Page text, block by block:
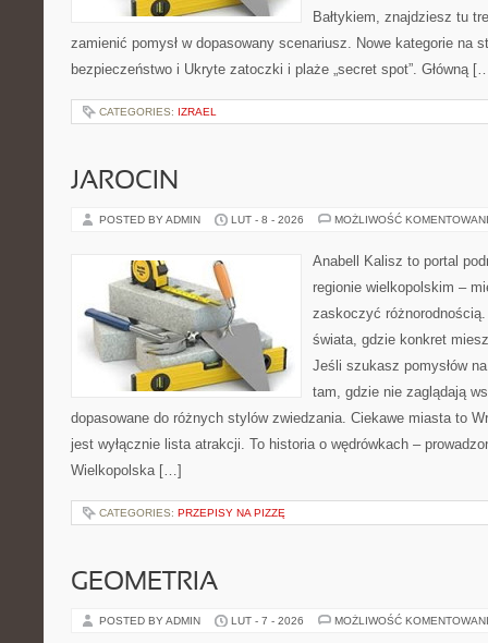
Bałtykiem, znajdziesz tu
zamienić pomysł w dopasowany scenariusz. Nowe kategorie na
bezpieczeństwo i Ukryte zatoczki i plaże „secret spot”. Główną
CATEGORIES: IZRAEL
JAROCIN
POSTED BY ADMIN LUT - 8 - 2026 MOŻLIWOŚĆ
Anabell Kalisz to portal
regionie wielkopolskim –
zaskoczyć
świata, gdzie konkret
Jeśli szukasz pomysłów
tam, gdzie nie zaglądają
dopasowane do różnych stylów zwiedzania. Ciekawe miasta to
jest wyłącznie lista atrakcji. To historia o wędrówkach –
Wielkopolska […]
CATEGORIES: PRZEPISY NA PIZZĘ
GEOMETRIA
POSTED BY ADMIN LUT - 7 - 2026 MOŻLIWOŚĆ